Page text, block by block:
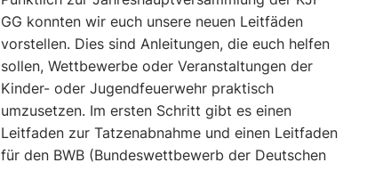
GG konnten wir euch unsere neuen Leitfäden
vorstellen. Dies sind Anleitungen, die euch helfen
sollen, Wettbewerbe oder Veranstaltungen der
Kinder- oder Jugendfeuerwehr praktisch
umzusetzen. Im ersten Schritt gibt es einen
Leitfaden zur Tatzenabnahme und einen Leitfaden
für den BWB (Bundeswettbewerb der Deutschen